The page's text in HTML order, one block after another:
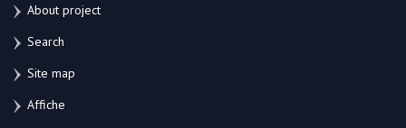
About project
Search
Site map
Affiche